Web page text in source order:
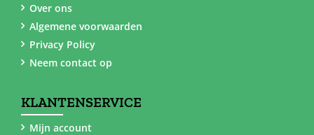
Over ons
Algemene voorwaarden
Privacy Policy
Neem contact op
KLANTENSERVICE
Mijn account